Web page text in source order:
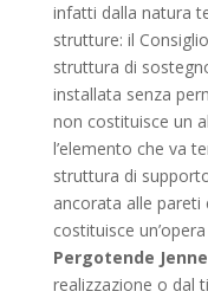
infatti dalla natura
strutture: il
struttura di
installata senza
non costituisce un
l’elemento che va
struttura di
ancorata alle pareti
costituisce
Pergotende Jenne
realizzazione o dal